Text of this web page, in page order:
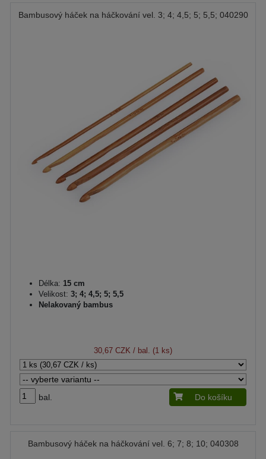
Bambusový háček na háčkování vel. 3; 4; 4,5; 5; 5,5; 040290
Délka: 15 cm
Velikost: 3; 4; 4,5; 5; 5,5
Nelakovaný bambus
30,67 CZK / bal. (1 ks)
bal. Do košíku
Bambusový háček na háčkování vel. 6; 7; 8; 10; 040308